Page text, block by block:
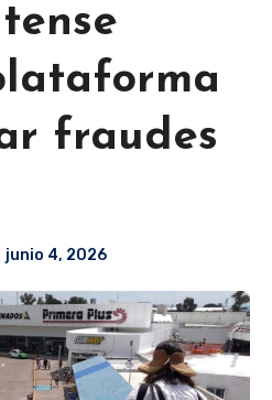
fraudes
junio 4, 2026